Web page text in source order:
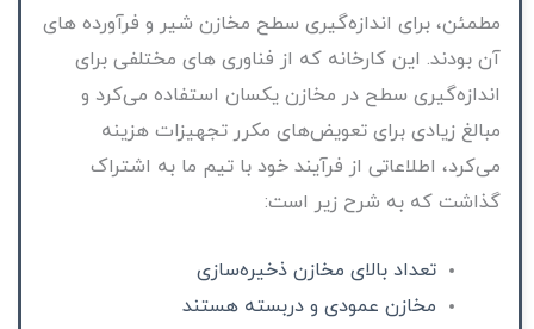
مطمئن، برای اندازه‌گیری سطح مخازن شیر و فرآورده های
آن بودند. این کارخانه که از فناوری های مختلفی برای
اندازه‌گیری سطح در مخازن یکسان استفاده می‌کرد و
مبالغ زیادی برای تعویض‌های مکرر تجهیزات هزینه
می‌کرد، اطلاعاتی از فرآیند خود با تیم ما به اشتراک
گذاشت که به شرح زیر است:
تعداد بالای مخازن ذخیره‌سازی
مخازن عمودی و دربسته هستند